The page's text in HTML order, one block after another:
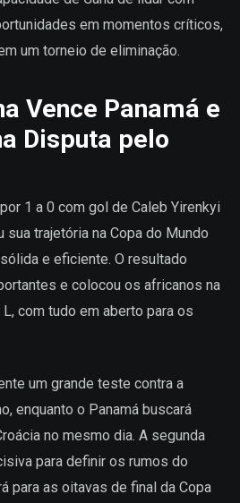
em momentos críticos,
um torneio de eliminação.
Vence Panamá e
Disputa pelo
1 a 0 com gol de Caleb Yirenkyi
trajetória na Copa do Mundo
e eficiente. O resultado
e colocou os africanos na
com tudo em aberto para os
um grande teste contra a
enquanto o Panamá buscará
no mesmo dia. A segunda
para definir os rumos do
para as oitavas de final da Copa